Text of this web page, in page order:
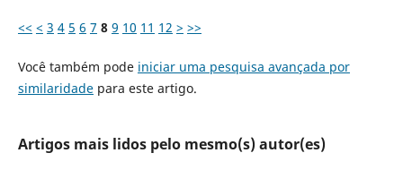
<< < 3 4 5 6 7 8 9 10 11 12 > >>
Você também pode iniciar uma pesquisa avançada por
similaridadepara este artigo.
Artigos mais lidos pelo mesmo(s) autor(es)